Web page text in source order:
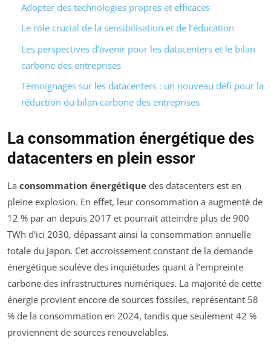
Adopter des technologies propres et efficaces
Le rôle crucial de la sensibilisation et de l’éducation
Les perspectives d’avenir pour les datacenters et le bilan
carbone des entreprises
Témoignages sur les datacenters : un nouveau défi pour la
réduction du bilan carbone des entreprises
La consommation énergétique des
datacenters en plein essor
La consommation énergétique des datacenters est en
pleine explosion. En effet, leur consommation a augmenté de
12 % par an depuis 2017 et pourrait atteindre plus de 900
TWh d’ici 2030, dépassant ainsi la consommation annuelle
totale du Japon. Cet accroissement constant de la demande
énergétique soulève des inquiétudes quant à l’empreinte
carbone des infrastructures numériques. La majorité de cette
énergie provient encore de sources fossiles, représentant 58
% de la consommation en 2024, tandis que seulement 42 %
proviennent de sources renouvelables.